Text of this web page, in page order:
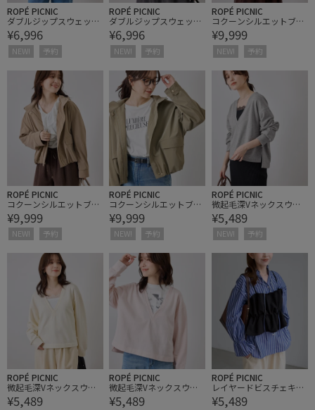
ROPÉ PICNIC
ダブルジップスウェット
カーディガン
¥6,996
NEW! 予約
ROPÉ PICNIC
ダブルジップスウェット
カーディガン
¥6,996
NEW! 予約
ROPÉ PICNIC
コクーンシルエットブル
ゾン
¥9,999
NEW! 予約
ROPÉ PICNIC
コクーンシルエットブル
ゾン
¥9,999
NEW! 予約
ROPÉ PICNIC
コクーンシルエットブル
ゾン
¥9,999
NEW! 予約
ROPÉ PICNIC
微起毛深Vネックスウェ
ットプルオーバー
¥5,489
NEW! 予約
ROPÉ PICNIC
微起毛深Vネックスウェ
ットプルオーバー
¥5,489
ROPÉ PICNIC
微起毛深Vネックスウェ
ットプルオーバー
¥5,489
ROPÉ PICNIC
レイヤードビスチェキャ
ミソール
¥5,489